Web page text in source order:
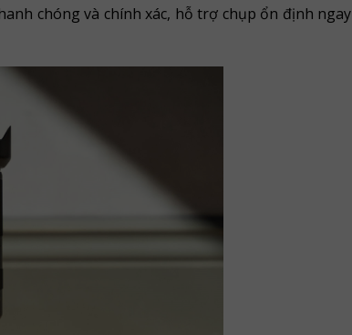
chóng và chính xác, hỗ trợ chụp ổn định ngay